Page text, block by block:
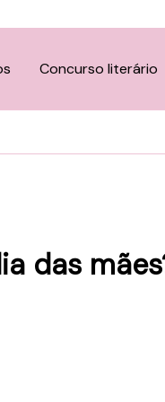
Concurso literário
das